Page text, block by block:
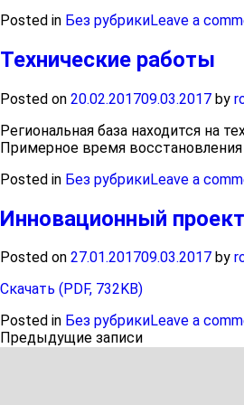
Posted in Без рубрикиLeave a
Технические работы
Posted on 20.02.201709.03.2017 by
Региональная база находится на
Примерное время восстановления
Posted in Без рубрикиLeave a
Инновационный проект
Posted on 27.01.201709.03.2017 by
Скачать (PDF, 732KB)
Posted in Без рубрикиLeave a
Навигация
Предыдущие записи